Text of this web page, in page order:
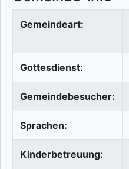
Gemeindeart:
Gottesdienst:
Gemeindebesucher:
Sprachen:
Kinderbetreuung: